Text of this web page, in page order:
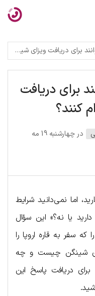
دریافت ویزای شینگن اقدام کنند؟
برای دریافت
کنند؟
در چهارشنبه 19 مه
اما نمی‌دانید شرایط
یا نه؟» این سؤال
سفر به قاره اروپا را
شینگن چیست و چه
دریافت پاسخ این